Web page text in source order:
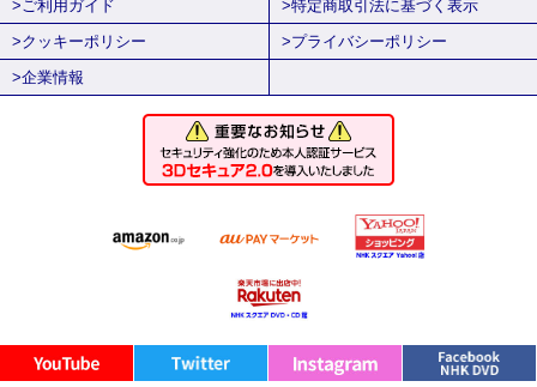
>ご利用ガイド
>特定商取引法に基づく表示
>クッキーポリシー
>プライバシーポリシー
>企業情報